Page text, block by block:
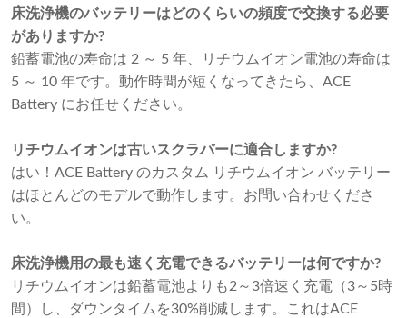
床洗浄機のバッテリーはどのくらいの頻度で交換する必要
がありますか?
鉛蓄電池の寿命は 2 ～ 5 年、リチウムイオン電池の寿命は
5 ～ 10 年です。動作時間が短くなってきたら、ACE
Battery にお任せください。
リチウムイオンは古いスクラバーに適合しますか?
はい！ACE Battery のカスタム リチウムイオン バッテリー
はほとんどのモデルで動作します。お問い合わせくださ
い。
床洗浄機用の最も速く充電できるバッテリーは何ですか?
リチウムイオンは鉛蓄電池よりも2～3倍速く充電（3～5時
間）し、ダウンタイムを30%削減します。これはACE